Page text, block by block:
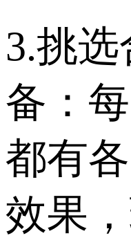
3.挑
备：
都有
效果